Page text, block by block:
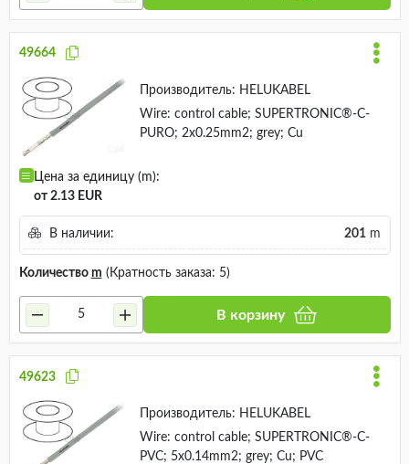
49664
Производитель: HELUKABEL
Wire: control cable; SUPERTRONIC®-C-
PURO; 2x0.25mm2; grey; Cu
Цена за единицу (m):
от 2.13 EUR
В наличии: 201m
Количество m (Кратность заказа: 5)
В корзину
49623
Производитель: HELUKABEL
Wire: control cable; SUPERTRONIC®-C-
PVC; 5x0.14mm2; grey; Cu; PVC